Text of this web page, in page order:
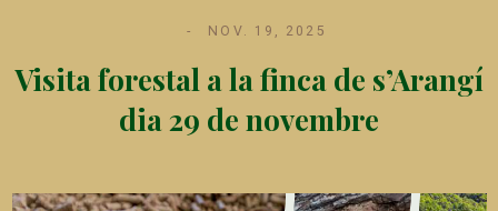
NOV. 19, 2025
Visita forestal a la finca de s’Arangí
dia 29 de novembre